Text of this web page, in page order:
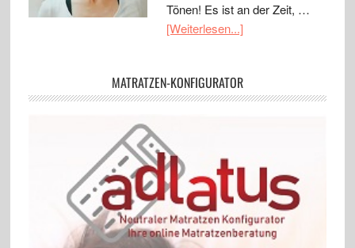
Tönen! Es ist an der Zeit, …
[Weiterlesen...]
MATRATZEN-KONFIGURATOR